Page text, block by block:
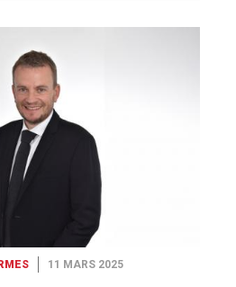
11 MARS 2025